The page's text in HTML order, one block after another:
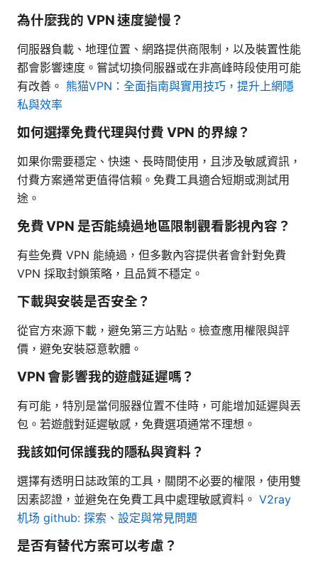
為什麼我的 VPN 速度變慢？
伺服器負載、地理位置、網路提供商限制，以及裝置性能
都會影響速度。嘗試切換伺服器或在非高峰時段使用可能
有改善。 熊猫VPN：全面指南與實用技巧，提升上網隱
私與效率
如何選擇免費代理與付費 VPN 的界線？
如果你需要穩定、快速、長時間使用，且涉及敏感資訊，
付費方案通常更值得信賴。免費工具適合短期或測試用
途。
免費 VPN 是否能繞過地區限制觀看影視內容？
有些免費 VPN 能繞過，但多數內容提供者會針對免費
VPN 採取封鎖策略，且品質不穩定。
下載與安裝是否安全？
從官方來源下載，避免第三方站點。檢查應用權限與評
價，避免安裝惡意軟體。
VPN 會影響我的遊戲延遲嗎？
有可能，特別是當伺服器位置不佳時，可能增加延遲與丟
包。若遊戲對延遲敏感，免費選項通常不理想。
我該如何保護我的隱私與資料？
選擇有透明日誌政策的工具，關閉不必要的權限，使用雙
因素認證，並避免在免費工具中處理敏感資料。 V2ray
机场 github: 探索、設定與常見問題
是否有替代方案可以考慮？